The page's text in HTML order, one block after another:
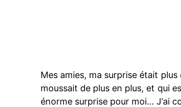
Mes amies, ma surprise était
moussait de plus en plus, et qui
énorme surprise pour moi… J’ai